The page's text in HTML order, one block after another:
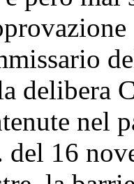
delibera
nel
16